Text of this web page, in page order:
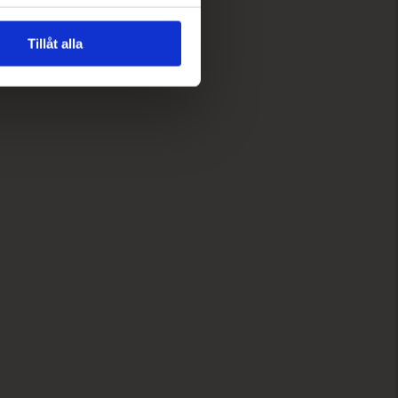
Tillåt alla